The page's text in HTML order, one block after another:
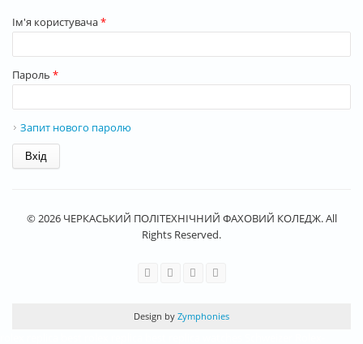
Ім'я користувача*
Пароль *
Запит нового паролю
© 2026 ЧЕРКАСЬКИЙ ПОЛІТЕХНІЧНИЙ ФАХОВИЙ КОЛЕДЖ. All
Rights Reserved.
Design by Zymphonies